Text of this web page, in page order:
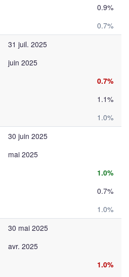
0.9%
0.7%
31 juil. 2025
juin 2025
0.7%
1.1%
1.0%
30 juin 2025
mai 2025
1.0%
0.7%
1.0%
30 mai 2025
avr. 2025
1.0%